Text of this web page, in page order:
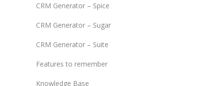
CRM Generator – Spice
CRM Generator – Sugar
CRM Generator – Suite
Features to remember
Knowledge Base